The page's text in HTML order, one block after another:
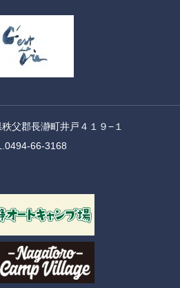
父郡長瀞町井戸４１９−１
66-3168